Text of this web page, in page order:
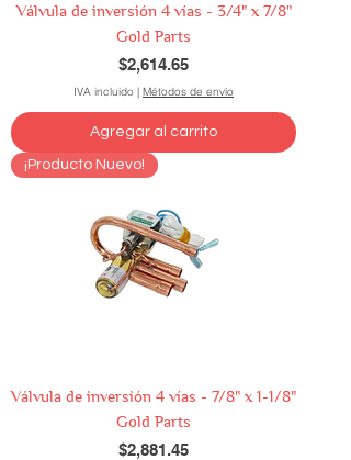
Válvula de inversión 4 vías - 3/4" x 7/8"
Gold Parts
Precio
$2,614.65
IVA incluido | Métodos de envío
Agregar al carrito
¡Producto Nuevo!
Válvula de inversión 4 vías - 7/8" x 1-1/8"
Gold Parts
Precio
$2,881.45